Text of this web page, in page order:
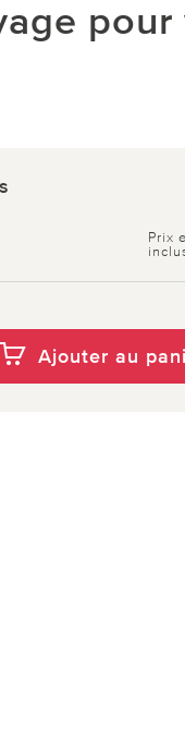
Prix
Ajouter au